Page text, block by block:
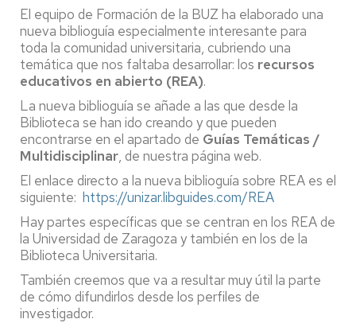
El equipo de Formación de la BUZ ha elaborado una
nueva biblioguía especialmente interesante para
toda la comunidad universitaria, cubriendo una
temática que nos faltaba desarrollar: los recursos
educativos en abierto (REA).
La nueva biblioguía se añade a las que desde la
Biblioteca se han ido creando y que pueden
encontrarse en el apartado de Guías Temáticas /
Multidisciplinar, de nuestra página web.
El enlace directo a la nueva biblioguía sobre REA es el
siguiente: https://unizar.libguides.com/REA
Hay partes específicas que se centran en los REA de
la Universidad de Zaragoza y también en los de la
Biblioteca Universitaria.
También creemos que va a resultar muy útil la parte
de cómo difundirlos desde los perfiles de
investigador.